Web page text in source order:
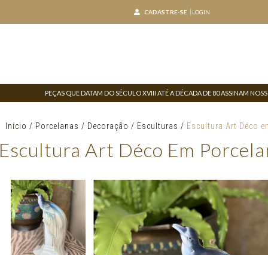
CADASTRE-SE LOGIN
PEÇAS QUE DATAM DO SÉCULO XVIII ATÉ A DÉCADA DE 80 ASSINAM
Início / Porcelanas / Decoração / Esculturas/ Escultura Art Déco
Escultura Art Déco Em